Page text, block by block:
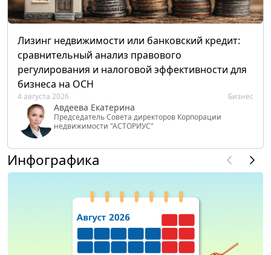
Лизинг недвижимости или банковский кредит:
сравнительный анализ правового
регулирования и налоговой эффективности для
бизнеса на ОСН
4 августа 2026 Бизнес
Авдеева Екатерина
Председатель Совета директоров Корпорации
недвижимости "АСТОРИУС"
Инфографика